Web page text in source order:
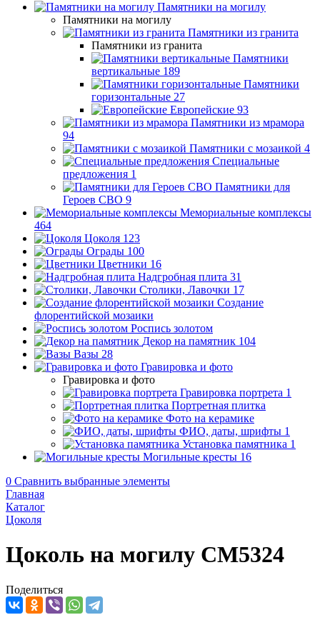
Памятники на могилу
Памятники на могилу
Памятники из гранита
Памятники из гранита
Памятники
вертикальные 189
Памятники
горизонтальные 27
Европейские 93
Памятники из мрамора
94
Памятники с мозаикой 4
Специальные
предложения 1
Памятники для
Героев СВО 9
Мемориальные комплексы
464
Цоколя 123
Ограды 100
Цветники 16
Надгробная плита 31
Столики, Лавочки 17
Создание
флорентийской мозаики
Роспись золотом
Декор на памятник 104
Вазы 28
Гравировка и фото
Гравировка и фото
Гравировка портрета 1
Портретная плитка
Фото на керамике
ФИО, даты, шрифты 1
Установка памятника 1
Могильные кресты 16
0 Сравнить выбранные элементы
Главная
Каталог
Цоколя
Цоколь на могилу CM5324
Поделиться